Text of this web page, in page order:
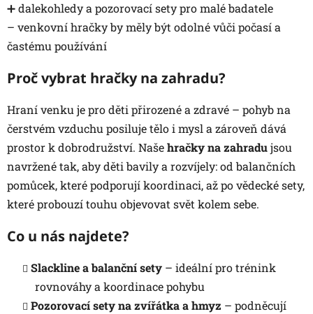
➕ dalekohledy a pozorovací sety pro malé badatele
– venkovní hračky by měly být odolné vůči počasí a
častému používání
Proč vybrat hračky na zahradu?
Hraní venku je pro děti přirozené a zdravé – pohyb na
čerstvém vzduchu posiluje tělo i mysl a zároveň dává
prostor k dobrodružství. Našehračky na zahradujsou
navržené tak, aby děti bavily a rozvíjely: od balančních
pomůcek, které podporují koordinaci, až po vědecké sety,
které probouzí touhu objevovat svět kolem sebe.
Co u nás najdete?
Slackline a balanční sety – ideální pro trénink
rovnováhy a koordinace pohybu
Pozorovací sety na zvířátka a hmyz – podněcují